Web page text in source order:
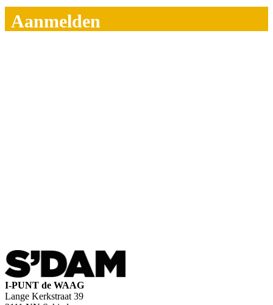
Aanmelden
I-PUNT de WAAG
Lange Kerkstraat 39